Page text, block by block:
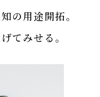
の用途開拓。
てみせる。